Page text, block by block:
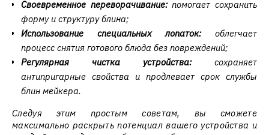
Своевременное переворачивание:помогает сохранить
форму и структуру блина;
Использование специальных лопаток:облегчает
процесс снятия готового блюда без повреждений;
Регулярная чистка устройства:сохраняет
антипригарные свойства и продлевает срок службы
блин мейкера.
Следуя этим простым советам, вы сможете
максимально раскрыть потенциал вашего устройства и